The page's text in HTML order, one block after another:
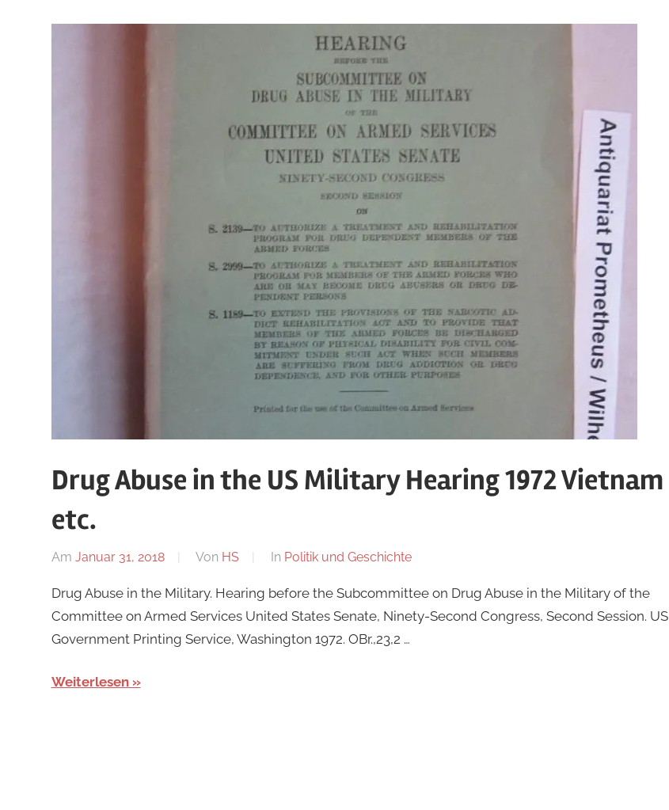
Drug Abuse in the US Military Hearing 1972 Vietnam
etc.
Am Januar 31, 2018 Von HS In Politik und Geschichte
Drug Abuse in the Military. Hearing before the Subcommittee on Drug Abuse in the Military of the
Committee on Armed Services United States Senate, Ninety-Second Congress, Second Session. US
Government Printing Service, Washington 1972. OBr.,23,2 …
Weiterlesen